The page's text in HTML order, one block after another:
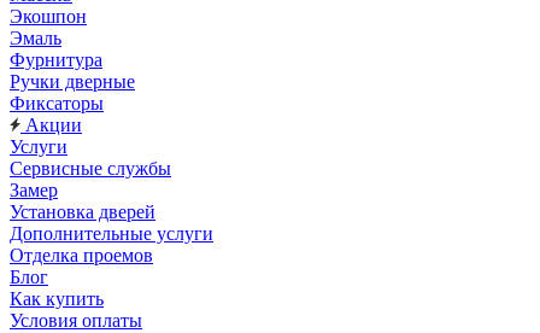
Экошпон
Эмаль
Фурнитура
Ручки дверные
Фиксаторы
Акции
Услуги
Сервисные службы
Замер
Установка дверей
Дополнительные услуги
Отделка проемов
Блог
Как купить
Условия оплаты